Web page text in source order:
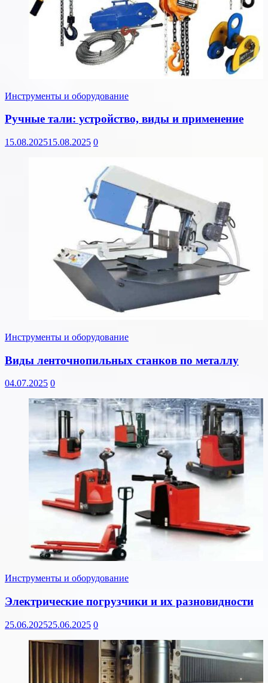
Инструменты и оборудование
Ручные тали: устройство, виды и применение
15.08.202515.08.2025 0
Инструменты и оборудование
Виды ленточнопильных станков по металлу
04.07.2025 0
Инструменты и оборудование
Электрические погрузчики и их разновидности
25.06.202525.06.2025 0